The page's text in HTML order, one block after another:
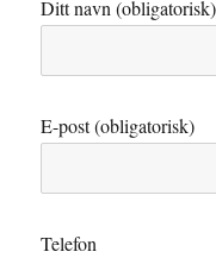
Ditt navn (obligatorisk)
E-post (obligatorisk)
Telefon